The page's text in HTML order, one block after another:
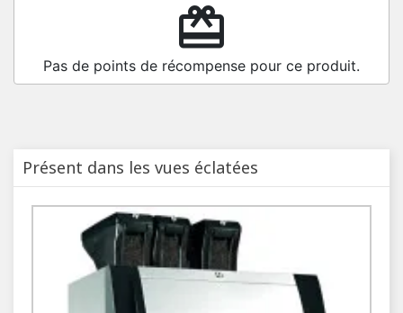
redeem
Pas de points de récompense pour ce produit.
Présent dans les vues éclatées